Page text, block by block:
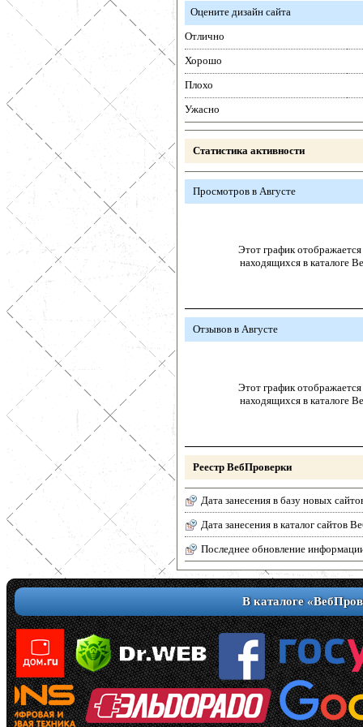
Оцените дизайн сайта
Отлично
Хорошо
Плохо
Ужасно
Статистика активности
Просмотров в Августе
Этот график отображается
находящихся в каталоге
Отзывов в Августе
Этот график отображается
находящихся в каталоге
Реестр ВебПроверки
Дата занесения в базу новых
Дата занесения в каталог сайтов
Последнее обновление
В каталоге